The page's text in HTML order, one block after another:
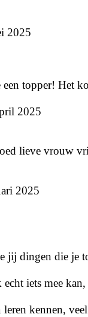
2025
topper! Het
2025
lieve vrouw
2025
jij dingen die je
iets mee
kennen,